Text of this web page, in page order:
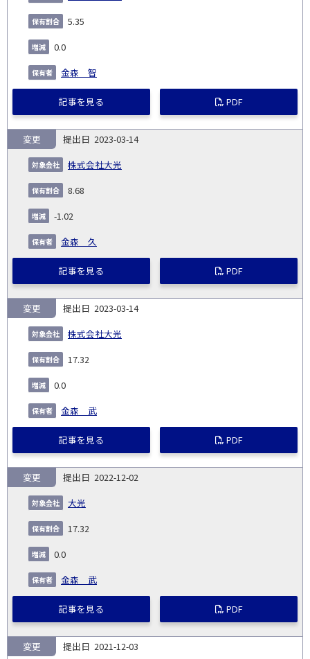
5.35
0.0
金森 智
記事を見る PDF
2023-03-14
株式会社大光
変更
8.68
-1.02
金森 久
記事を見る PDF
2023-03-14
株式会社大光
変更
17.32
0.0
金森 武
記事を見る PDF
2022-12-02
大光
変更
17.32
0.0
金森 武
記事を見る PDF
2021-12-03
変更